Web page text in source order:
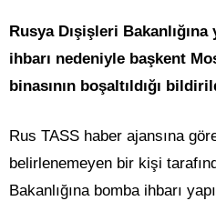
Rusya Dışişleri
ihbarı nedeniyle başkent
binasının boşaltıldığı
Rus TASS haber ajansına
belirlenemeyen bir kişi
Bakanlığına bomba ihbarı